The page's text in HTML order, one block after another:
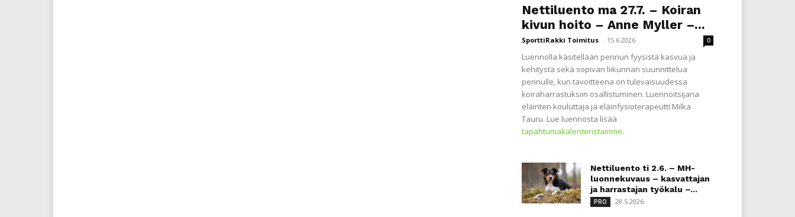
Nettiluento ma 27.7. – Koiran
kivun hoito – Anne Myller –...
SporttiRakki Toimitus - 15.6.2026 0
Luennolla käsitellään pennun fyysistä kasvua ja
kehitystä sekä sopivan liikunnan suunnittelua
pennulle, kun tavoitteena on tulevaisuudessa
koiraharrastuksiin osallistuminen. Luennoitsijana
eläinten kouluttaja ja eläinfysioterapeutti Milka
Tauru. Lue luennosta lisää
tapahtumakalenteristamme.
Nettiluento ti 2.6. – MH-
luonnekuvaus – kasvattajan
ja harrastajan työkalu –...
PRO 28.5.2026